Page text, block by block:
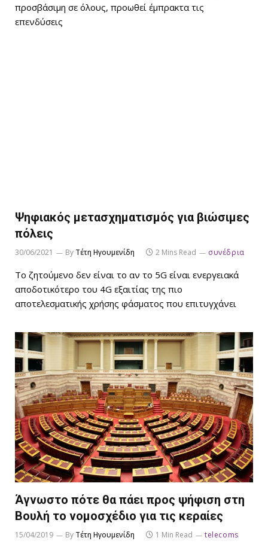
προσβάσιμη σε όλους, προωθεί έμπρακτα τις
επενδύσεις
Ψηφιακός μετασχηματισμός για βιώσιμες
πόλεις
30/06/2021 By Τέτη Ηγουμενίδη 2 Mins Read συνέδρια
Το ζητούμενο δεν είναι το αν το 5G είναι ενεργειακά
αποδοτικότερο του 4G εξαιτίας της πιο
αποτελεσματικής χρήσης φάσματος που επιτυγχάνει
Άγνωστο πότε θα πάει προς ψήφιση στη
Βουλή το νομοσχέδιο για τις κεραίες
15/04/2019 By Τέτη Ηγουμενίδη 1 Min Read telecoms